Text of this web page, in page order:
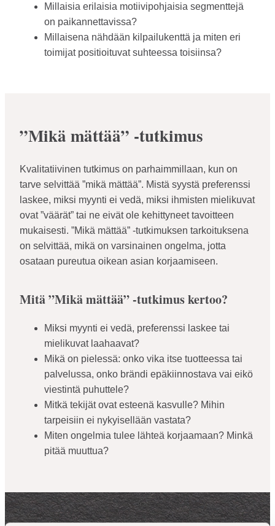
Millaisia erilaisia motiivipohjaisia segmenttejä
on paikannettavissa?
Millaisena nähdään kilpailukenttä ja miten eri
toimijat positioituvat suhteessa toisiinsa?
”Mikä mättää” -tutkimus
Kvalitatiivinen tutkimus on parhaimmillaan, kun on
tarve selvittää ”mikä mättää”. Mistä syystä preferenssi
laskee, miksi myynti ei vedä, miksi ihmisten mielikuvat
ovat ”väärät” tai ne eivät ole kehittyneet tavoitteen
mukaisesti. ”Mikä mättää” -tutkimuksen tarkoituksena
on selvittää, mikä on varsinainen ongelma, jotta
osataan pureutua oikean asian korjaamiseen.
Mitä ”Mikä mättää” -tutkimus kertoo?
Miksi myynti ei vedä, preferenssi laskee tai
mielikuvat laahaavat?
Mikä on pielessä: onko vika itse tuotteessa tai
palvelussa, onko brändi epäkiinnostava vai eikö
viestintä puhuttele?
Mitkä tekijät ovat esteenä kasvulle? Mihin
tarpeisiin ei nykyisellään vastata?
Miten ongelmia tulee lähteä korjaamaan? Minkä
pitää muuttua?